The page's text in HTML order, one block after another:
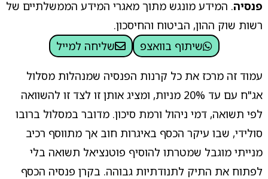
פנסיה. המידע מונגש מתוך מאגרי המידע הממשלתיים של
רשות שוק ההון, הביטוח והחיסכון.
שיתוף בוואצפ
שליחה למייל
עמוד זה מרכז את כל קרנות הפנסיה שמנהלות מסלול
אג"ח עם עד 20% מניות, ומציג אותן זו לצד זו להשוואה
לפי תשואה, דמי ניהול ורמת סיכון. מדובר במסלול ברובו
סולידי, שבו עיקר הכסף באיגרות חוב אך מתווסף רכיב
מנייתי מוגבל שמטרתו להוסיף פוטנציאל תשואה בלי
לפתוח את התיק לתנודתיות גבוהה. בקרן פנסיה הכסף